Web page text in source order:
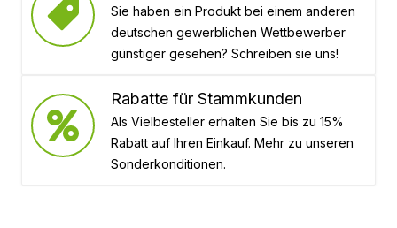
Sie haben ein Produkt bei einem anderen
deutschen gewerblichen Wettbewerber
günstiger gesehen? Schreiben sie uns!
Rabatte für Stammkunden
Als Vielbesteller erhalten Sie bis zu 15%
Rabatt auf Ihren Einkauf. Mehr zu unseren
Sonderkonditionen.